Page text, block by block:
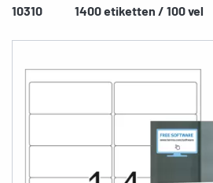
10310
1400 etiketten / 100 vel